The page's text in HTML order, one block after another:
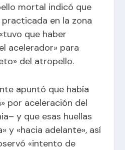
mortal indicó que
en la zona
que haber
acelerador» para
del atropello.
apuntó que había
por aceleración del
y que esas huellas
y «hacia adelante», así
«intento de